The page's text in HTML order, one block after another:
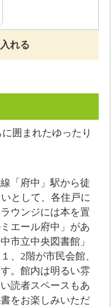
れる
囲まれたゆったり
「府中」駅から徒
として、各住戸に
ウンジには本を置
エール府中」があ
市立中央図書館」
、2階が市民会館、
。館内は明るい雰
読者スペースもあ
をお楽しみいただ